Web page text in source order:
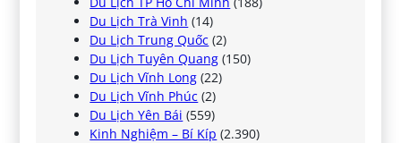
Du Lịch Trà Vinh (14)
Du Lịch Trung Quốc (2)
Du Lịch Tuyên Quang (150)
Du Lịch Vĩnh Long (22)
Du Lịch Vĩnh Phúc (2)
Du Lịch Yên Bái (559)
Kinh Nghiệm – Bí Kíp (2.390)